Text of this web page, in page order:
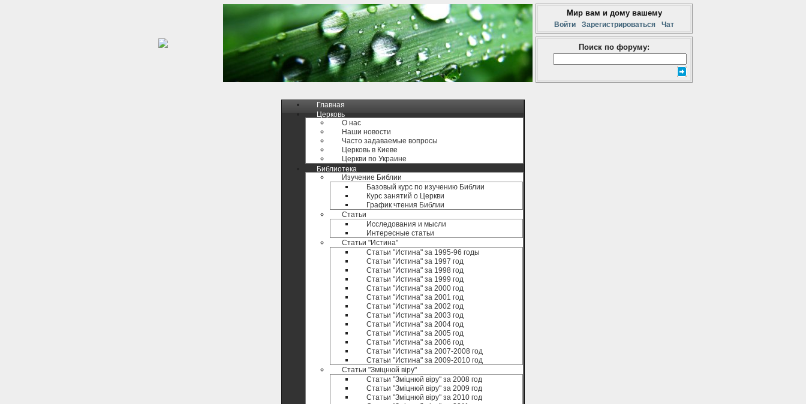
Мир вам и дому вашему
Войти Зарегистрироваться Чат
Поиск по форуму:
Главная
Церковь
О нас
Наши новости
Часто задаваемые вопросы
Церковь в Киеве
Церкви по Украине
Библиотека
Изучение Библии
Базовый курс по изучению Библии
Курс занятий о Церкви
График чтения Библии
Статьи
Исследования и мысли
Интересные статьи
Статьи "Истина"
Статьи "Истина" за 1995-96 годы
Статьи "Истина" за 1997 год
Статьи "Истина" за 1998 год
Статьи "Истина" за 1999 год
Статьи "Истина" за 2000 год
Статьи "Истина" за 2001 год
Статьи "Истина" за 2002 год
Статьи "Истина" за 2003 год
Статьи "Истина" за 2004 год
Статьи "Истина" за 2005 год
Статьи "Истина" за 2006 год
Статьи "Истина" за 2007-2008 год
Статьи "Истина" за 2009-2010 год
Статьи "Зміцнюй віру"
Статьи "Зміцнюй віру" за 2008 год
Статьи "Зміцнюй віру" за 2009 год
Статьи "Зміцнюй віру" за 2010 год